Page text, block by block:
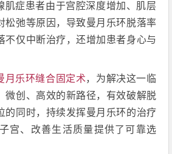
肌症患者由于宫腔深度增加、肌层
松弛等原因，导致曼月乐环脱落率
不仅中断治疗，还增加患者身心与
月乐环缝合固定术，为解决这一临
微创、高效的新路径，有效破解脱
的同时，持续发挥曼月乐环的治疗
宫、改善生活质量提供了可靠选